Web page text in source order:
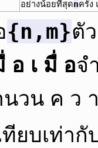
อย่างน้อยที่สุดnครั้ง
{n,m}ตั
อ เ มื่ อจํ
วน ค ว
ทียบเท่ากั